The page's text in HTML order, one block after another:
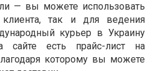
— вы можете использовать
так и для ведения
курьер в Украину
сайте есть прайс-лист на
которому вы можете